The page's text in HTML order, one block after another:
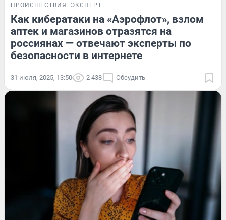
ПРОИСШЕСТВИЯ ЭКСПЕРТ
Как кибератаки на «Аэрофлот», взлом
аптек и магазинов отразятся на
россиянах — отвечают эксперты по
безопасности в интернете
31 июля, 2025, 13:50 2 438 Обсудить